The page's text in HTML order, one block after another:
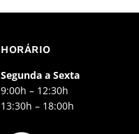
HORÁRIO
Segunda a Sexta
9:00h – 12:30h
13:30h – 18:00h